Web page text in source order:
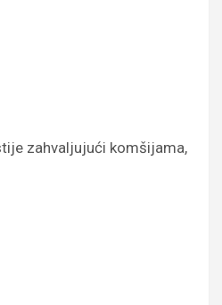
zahvaljujući komšijama,